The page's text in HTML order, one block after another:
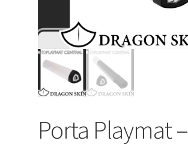
Porta Playmat –